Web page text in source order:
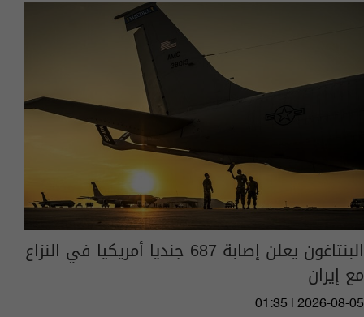
البنتاغون يعلن إصابة 687 جنديا أمريكيا في النزاع
مع إيران
01:35 | 2026-08-05